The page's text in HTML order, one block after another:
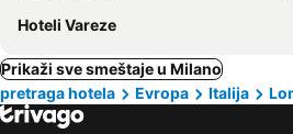
Hoteli Vareze
Prikaži sve smeštaje u Milano
pretraga hotela
Evropa Italija